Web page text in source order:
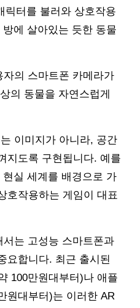
릭터를 불러와 상호작용
에 살아있는 듯한 동물
의 스마트폰 카메라가
의 동물을 자연스럽게
이미지가 아니라, 공간
지도록 구현됩니다. 예를
현실 세계를 배경으로 가
호작용하는 게임이 대표
는 고성능 스마트폰과
요합니다. 최근 출시된
100만원대부터)나 애플
원대부터)는 이러한 AR